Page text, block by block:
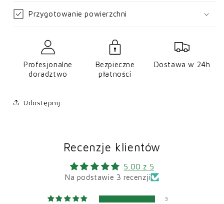
Przygotowanie powierzchni
Profesjonalne
doradztwo
Bezpieczne
płatności
Dostawa w 24h
Udostępnij
Recenzje klientów
5.00 z 5
Na podstawie 3 recenzji
3